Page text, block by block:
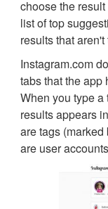
choose the
list of top
results that aren't
Instagram.com
tabs that the app
When you type a
results appears
are tags
are user